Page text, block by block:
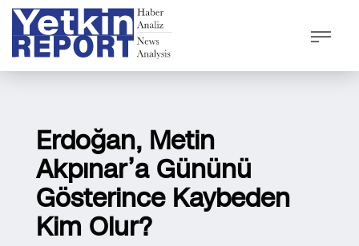
Erdoğan, Metin
Akpınar’a Gününü
Gösterince Kaybeden
Kim Olur?